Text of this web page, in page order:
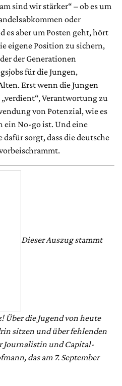
sind wir stärker“ – ob es um
oder
es aber um Posten geht, hört
eigene Position zu sichern,
der Generationen
für die Jungen,
Erst wenn die Jungen
Verantwortung zu
von Potenzial, wie es
No-go ist. Und eine
sorgt, dass die deutsche
Dieser Auszug stammt
Über die Jugend von heute
sitzen und über fehlenden
Journalistin und Capital-
das am 7. September